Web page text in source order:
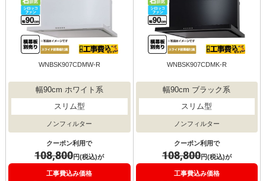
WNBSK907CDMW-R
幅90cm ホワイト系
スリム型
ノンフィルター
クーポン利用で
108,800円(税込)が
工事費込み価格
WNBSK907CDMK-R
幅90cm ブラック系
スリム型
ノンフィルター
クーポン利用で
108,800円(税込)が
工事費込み価格